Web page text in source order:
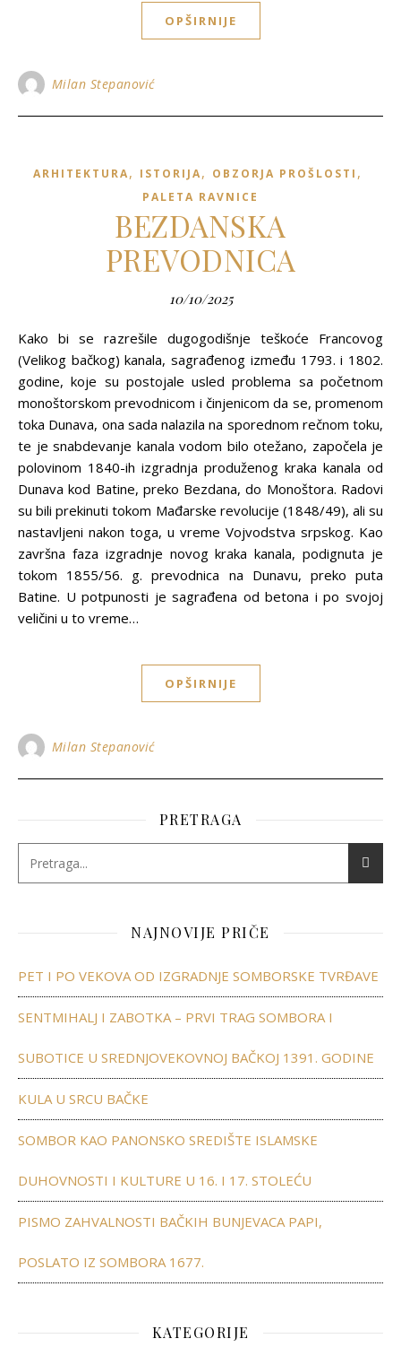
OPŠIRNIJE
Milan Stepanović
ARHITEKTURA, ISTORIJA, OBZORJA PROŠLOSTI ,
PALETA RAVNICE
BEZDANSKA
PREVODNICA
10/10/2025
Kako bi se razrešile dugogodišnje teškoće Francovog
(Velikog bačkog) kanala, sagrađenog između 1793. i 1802.
godine, koje su postojale usled problema sa početnom
monoštorskom prevodnicom i činjenicom da se, promenom
toka Dunava, ona sada nalazila na sporednom rečnom toku,
te je snabdevanje kanala vodom bilo otežano, započela je
polovinom 1840-ih izgradnja produženog kraka kanala od
Dunava kod Batine, preko Bezdana, do Monoštora. Radovi
su bili prekinuti tokom Mađarske revolucije (1848/49), ali su
nastavljeni nakon toga, u vreme Vojvodstva srpskog. Kao
završna faza izgradnje novog kraka kanala, podignuta je
tokom 1855/56. g. prevodnica na Dunavu, preko puta
Batine. U potpunosti je sagrađena od betona i po svojoj
veličini u to vreme…
OPŠIRNIJE
Milan Stepanović
PRETRAGA
NAJNOVIJE PRIČE
PET I PO VEKOVA OD IZGRADNJE SOMBORSKE TVRĐAVE
SENTMIHALJ I ZABOTKA – PRVI TRAG SOMBORA I
SUBOTICE U SREDNJOVEKOVNOJ BAČKOJ 1391. GODINE
KULA U SRCU BAČKE
SOMBOR KAO PANONSKO SREDIŠTE ISLAMSKE
DUHOVNOSTI I KULTURE U 16. I 17. STOLEĆU
PISMO ZAHVALNOSTI BAČKIH BUNJEVACA PAPI,
POSLATO IZ SOMBORA 1677.
KATEGORIJE